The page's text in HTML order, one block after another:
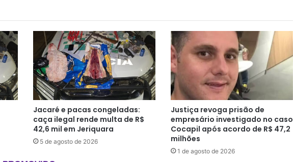
Jacaré e pacas congeladas:
caça ilegal rende multa de R$
42,6 mil em Jeriquara
5 de agosto de 2026
Justiça revoga prisão de
empresário investigado no caso
Cocapil após acordo de R$ 47,2
milhões
1 de agosto de 2026